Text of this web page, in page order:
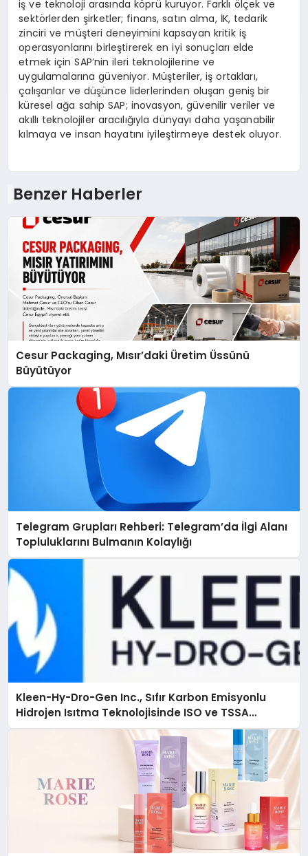
iş ve teknoloji arasında köprü kuruyor. Farklı ölçek ve
sektörlerden şirketler; finans, satın alma, İK, tedarik
zinciri ve müşteri deneyimini kapsayan kritik iş
operasyonlarını birleştirerek en iyi sonuçları elde
etmek için SAP’nin ileri teknolojilerine ve
uygulamalarına güveniyor. Müşteriler, iş ortakları,
çalışanlar ve düşünce liderlerinden oluşan geniş bir
küresel ağa sahip SAP; inovasyon, güvenilir veriler ve
akıllı teknolojiler aracılığıyla dünyayı daha yaşanabilir
kılmaya ve insan hayatını iyileştirmeye destek oluyor.
Benzer Haberler
Cesur Packaging, Mısır’daki Üretim Üssünü
Büyütüyor
Telegram Grupları Rehberi: Telegram’da İlgi Alanı
Topluluklarını Bulmanın Kolaylığı
Kleen-Hy-Dro-Gen Inc., Sıfır Karbon Emisyonlu
Hidrojen Isıtma Teknolojisinde ISO ve TSSA
Düzenleyici Onaylarını Aldı